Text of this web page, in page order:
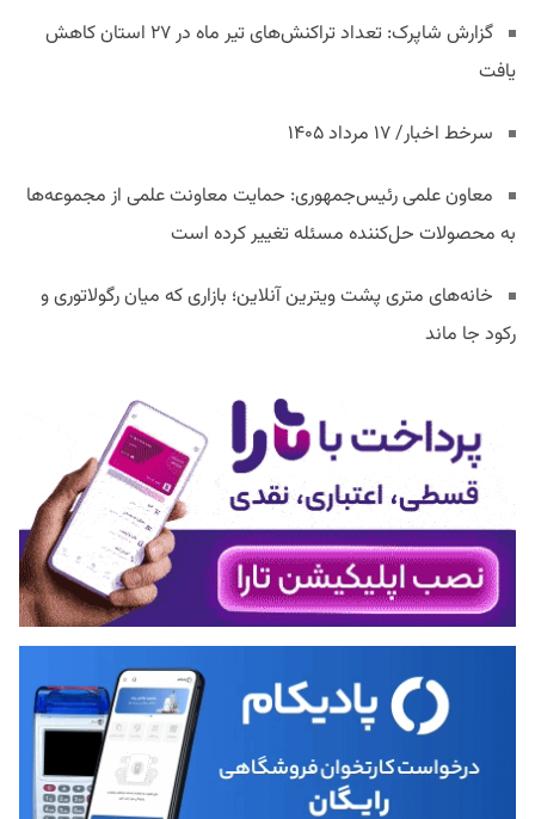
گزارش شاپرک: تعداد تراکنش‌های تیر ماه در ۲۷ استان‌ کاهش
یافت
سرخط اخبار/ ۱۷ مرداد ۱۴۰۵
معاون علمی رئیس‌جمهوری: حمایت معاونت علمی از مجموعه‌ها
به محصولات حل‌کننده مسئله تغییر کرده است
خانه‌های متری پشت ویترین آنلاین؛ بازاری که میان رگولاتوری و
رکود جا ماند